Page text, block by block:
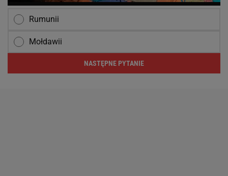
Rumunii
Mołdawii
NASTĘPNE PYTANIE